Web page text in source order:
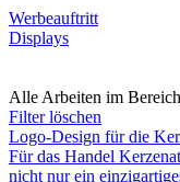
Werbeauftritt
Displays
Alle Arbeiten im
Filter löschen
Logo-Design für die
Für das Handel
nicht nur ein